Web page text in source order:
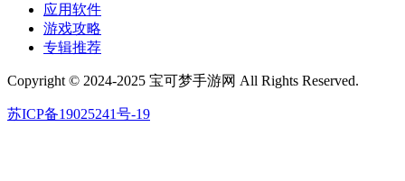
应用软件
游戏攻略
专辑推荐
Copyright © 2024-2025 宝可梦手游网 All Rights Reserved.
苏ICP备19025241号-19